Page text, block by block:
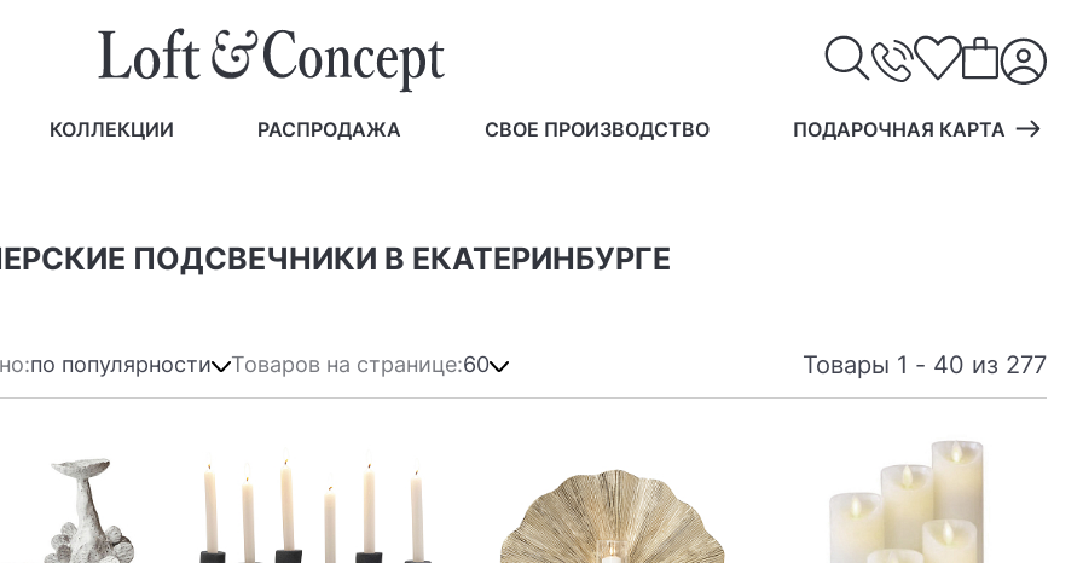
КОЛЛЕКЦИИ РАСПРОДАЖА СВОЕ ПРОИЗВОДСТВО ПОДАРОЧНАЯ КАРТА
ПОДСВЕЧНИКИ В ЕКАТЕРИНБУРГЕ
по популярности Товаров на странице:60 Товары 1 - 40 из 277